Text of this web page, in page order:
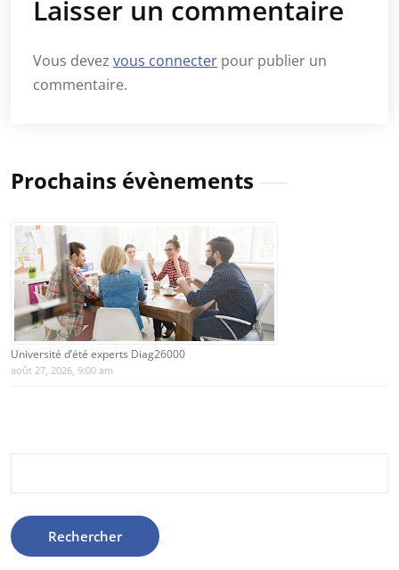
Laisser un commentaire
Vous devez vous connecter pour publier un
commentaire.
Prochains évènements
Université d’été experts Diag26000
août 27, 2026, 9:00 am